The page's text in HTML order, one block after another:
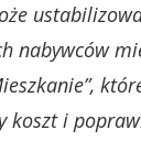
nabywców
koszt i